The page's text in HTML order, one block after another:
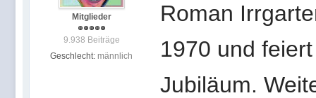
Mitglieder
9.938 Beiträge
Geschlecht: männlich
Roman
1970 und
Jubiläum.